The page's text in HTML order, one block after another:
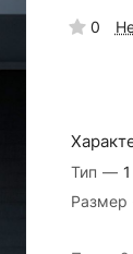
0
Тип — 1
Размер